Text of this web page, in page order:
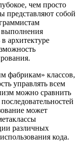
чем просто
представляют собой
выполнения
архитектуре
фабрикам» классов,
управлять всем
можно сравнить
может
различных
кода.